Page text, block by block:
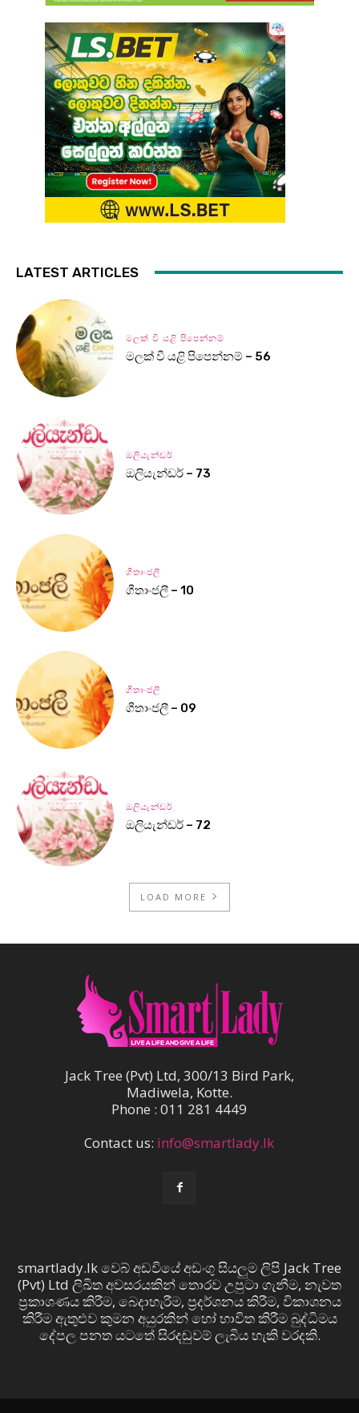
LATEST ARTICLES
මලක් වී යළි පිපෙන්නම්
මලක් වී යළි පිපෙන්නම් – 56
ඔලියැන්ඩර්
ඔලියැන්ඩර් – 73
ගීතාංජලී
ගීතාංජලී – 10
ගීතාංජලී
ගීතාංජලී – 09
ඔලියැන්ඩර්
ඔලියැන්ඩර් – 72
LOAD MORE
Jack Tree (Pvt) Ltd, 300/13 Bird Park,
Madiwela, Kotte.
Phone : 011 281 4449
Contact us: info@smartlady.lk
smartlady.lk වෙබ් අඩවියේ අඩංගු සියලුම ලිපි Jack Tree
(Pvt) Ltd ලිඛිත අවසරයකින් තොරව උපුටා ගැනීම, නැවත
ප්‍රකාශණය කිරීම, බෙදාහැරීම, ප්‍රදර්ශනය කිරීම, විකාශනය
කිරීම ඇතුළුව කුමන අයුරකින් හෝ භාවිත කිරීම බුද්ධිමය
දේපල පනත යටතේ සිරදඬුවම් ලැබිය හැකි වරදකි.